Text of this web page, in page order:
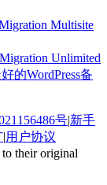
Multisite
Unlimited
的WordPress备
号|新手
|用户协议
their original